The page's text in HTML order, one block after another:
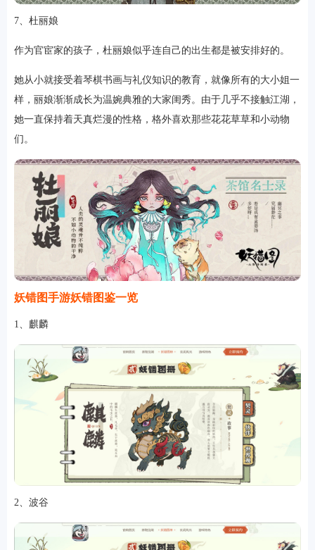
7、杜丽娘
作为官宦家的孩子，杜丽娘似乎连自己的出生都是被安排好的。
她从小就接受着琴棋书画与礼仪知识的教育，就像所有的大小姐一
样，丽娘渐渐成长为温婉典雅的大家闺秀。由于几乎不接触江湖，
她一直保持着天真烂漫的性格，格外喜欢那些花花草草和小动物
们。
妖错图手游妖错图鉴一览
1、麒麟
2、波谷